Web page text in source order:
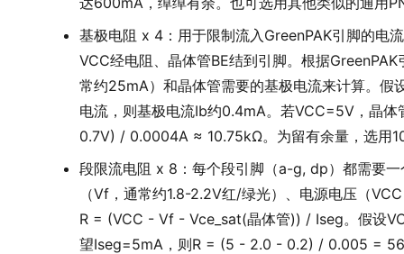
基极电阻 x 4：用于限制流入GreenPAK引脚的电
VCC经电阻、晶体管BE结到引脚。根据
常约25mA）和晶体管需要的基极电流来计算。
电流，则基极电流Ib约0.4mA。若VCC=5V，晶
0.7V) / 0.0004A ≈ 10.75kΩ。为留有余量，选用
段限流电阻 x 8：每个段引脚（a-g, dp）都需要
（Vf，通常约1.8-2.2V红/绿光）、电源电压（
R = (VCC - Vf - Vce_sat(晶体管)) / Iseg。假设
望Iseg=5mA，则R = (5 - 2.0 - 0.2) / 0.005 =